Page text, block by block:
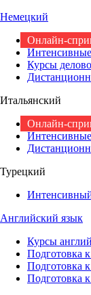
Немецкий
Онлайн-
Курсы
Итальянский
Онлайн-
Интенсивные
Турецкий
Интенсивный
Английский язык
Курсы
Подготовка
Подготовка
Подготовка